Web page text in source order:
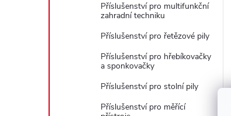
Příslušenství pro multifunkční
zahradní techniku
Příslušenství pro řetězové pily
Příslušenství pro hřebíkovačky
a sponkovačky
Příslušenství pro stolní pily
Příslušenství pro měřící